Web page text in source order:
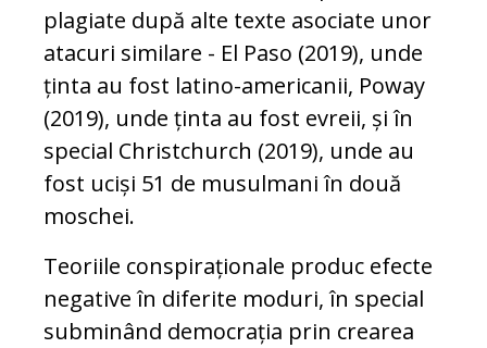
plagiate după alte texte asociate unor
atacuri similare - El Paso (2019), unde
ținta au fost latino-americanii, Poway
(2019), unde ținta au fost evreii, și în
special Christchurch (2019), unde au
fost uciși 51 de musulmani în două
moschei.
Teoriile conspiraționale produc efecte
negative în diferite moduri, în special
subminând democrația prin crearea